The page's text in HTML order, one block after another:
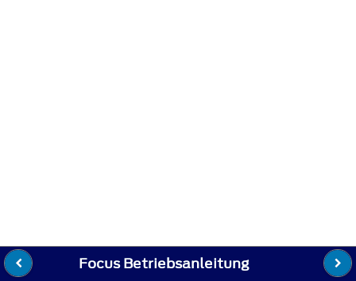
Focus Betriebsanleitung